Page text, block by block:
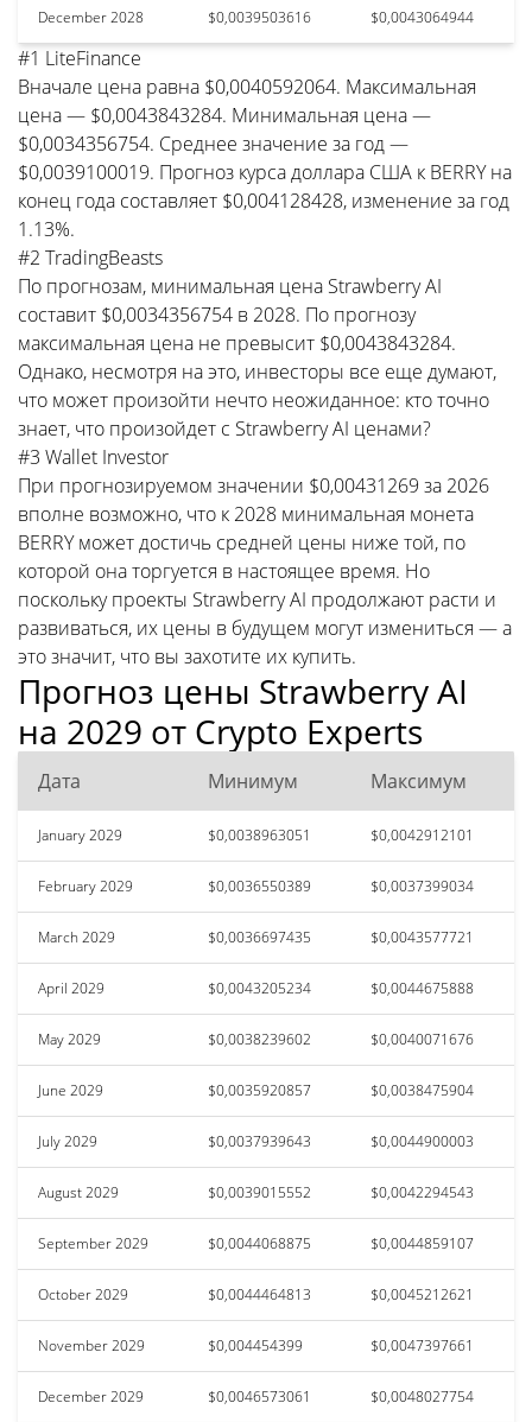
December 2028 $0,0039503616 $0,0043064944
#1 LiteFinance
Вначале цена равна $0,0040592064. Максимальная
цена — $0,0043843284. Минимальная цена —
$0,0034356754. Среднее значение за год —
$0,0039100019. Прогноз курса доллара США к BERRY на
конец года составляет $0,004128428, изменение за год
1.13%.
#2 TradingBeasts
По прогнозам, минимальная цена Strawberry AI
составит $0,0034356754 в 2028. По прогнозу
максимальная цена не превысит $0,0043843284.
Однако, несмотря на это, инвесторы все еще думают,
что может произойти нечто неожиданное: кто точно
знает, что произойдет с Strawberry AI ценами?
#3 Wallet Investor
При прогнозируемом значении $0,00431269 за 2026
вполне возможно, что к 2028 минимальная монета
BERRY может достичь средней цены ниже той, по
которой она торгуется в настоящее время. Но
поскольку проекты Strawberry AI продолжают расти и
развиваться, их цены в будущем могут измениться — а
это значит, что вы захотите их купить.
Прогноз цены Strawberry AI
на 2029 от Crypto Experts
Дата Минимум Максимум
January 2029 $0,0038963051 $0,0042912101
February 2029 $0,0036550389 $0,0037399034
March 2029 $0,0036697435 $0,0043577721
April 2029 $0,0043205234 $0,0044675888
May 2029 $0,0038239602 $0,0040071676
June 2029 $0,0035920857 $0,0038475904
July 2029 $0,0037939643 $0,0044900003
August 2029 $0,0039015552 $0,0042294543
September 2029 $0,0044068875 $0,0044859107
October 2029 $0,0044464813 $0,0045212621
November 2029 $0,004454399 $0,0047397661
December 2029 $0,0046573061 $0,0048027754